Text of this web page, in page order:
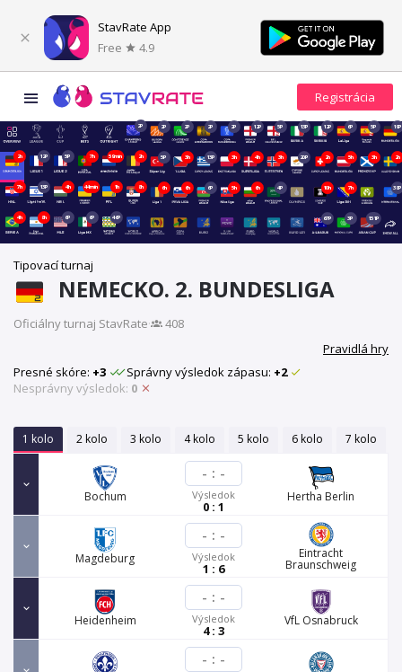
StavRate App
Free
4.9
2P 2P 2P 2P 2P 12P 5P 13P 12P 6P 5P 19P
2h 12P 5P 7h 59min 2h 5P 3h 13P 3h 4h 3h 20P 2h 5h 3h 2h
7h 13P 4h 44min 1h 8h 6h 6h 6P 5h 6h 4P 10h 7h 38P
4h 8h 6P 6P 46P 67P 3P 151P
Tipovací turnaj
NEMECKO. 2. BUNDESLIGA
Oficiálny turnaj StavRate·
408
Pravidlá hry
Presné skóre: +3 Správny výsledok zápasu: +2
Nesprávny výsledok: 0
1 kolo 2 kolo 3 kolo 4 kolo 5 kolo 6 kolo 7 kolo
Bochum
- : -
Výsledok
0 : 1
Hertha Berlin
Magdeburg
- : -
Výsledok
1 : 6
Eintracht
Braunschweig
Heidenheim
- : -
Výsledok
4 : 3
VfL Osnabruck
- : -